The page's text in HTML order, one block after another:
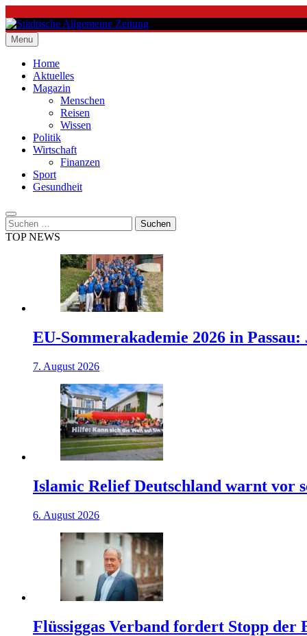
to
content
Städtische Allgemeine Zeitung
Menu
Home
Aktuelles
Magazin
Menschen
Reisen
Wissen
Politik
Wirtschaft
Finanzen
Sport
Gesundheit
Suchen
nach:
TOP NEWS
EU-Sommerakademie 2026 in
7. August 2026
Islamic Relief Deutschland warnt vor
6. August 2026
Flüssiggas Verband fordert Stopp